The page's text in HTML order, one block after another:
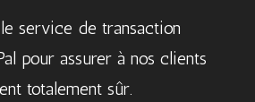
service de transaction
pour assurer à nos clients
totalement sûr.